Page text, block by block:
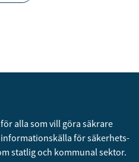
alla som vill göra säkrare
för säkerhets­
statlig och kommunal sektor.